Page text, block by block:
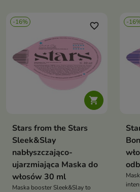
-16%

favorite_border
Stars from the Stars
Sleek&Slay
nabłyszczająco-
ujarzmiająca Maska do
włosów 30 ml
Maska booster Sleek&Slay to
-